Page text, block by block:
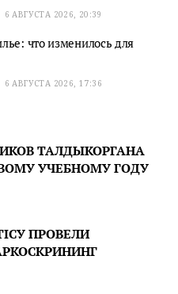
6 АВГУСТА 2026, 20:39
что изменилось для
6 АВГУСТА 2026, 17:36
ТАЛДЫКОРГАНА
УЧЕБНОМУ ГОДУ
ПРОВЕЛИ